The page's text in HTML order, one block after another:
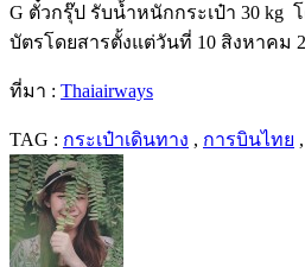
G ตั๋วกรุ๊ป รับน้ำหนักกระเป๋า 30 kg
บัตรโดยสารตั้งแต่วันที่ 10 สิงหาคม
ที่มา : Thaiairways
TAG : กระเป๋าเดินทาง , การบินไทย ,